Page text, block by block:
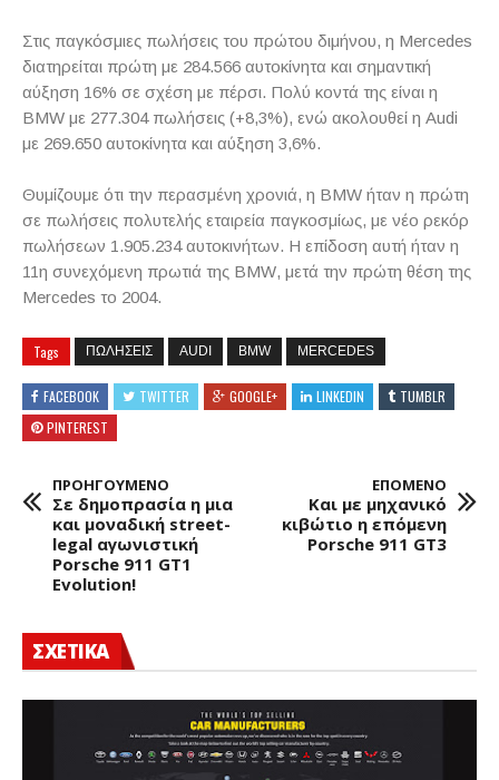
Στις παγκόσμιες πωλήσεις του πρώτου διμήνου, η Mercedes
διατηρείται πρώτη με 284.566 αυτοκίνητα και σημαντική
αύξηση 16% σε σχέση με πέρσι. Πολύ κοντά της είναι η
BMW με 277.304 πωλήσεις (+8,3%), ενώ ακολουθεί η Audi
με 269.650 αυτοκίνητα και αύξηση 3,6%.
Θυμίζουμε ότι την περασμένη χρονιά, η BMW ήταν η πρώτη
σε πωλήσεις πολυτελής εταιρεία παγκοσμίως, με νέο ρεκόρ
πωλήσεων 1.905.234 αυτοκινήτων. Η επίδοση αυτή ήταν η
11η συνεχόμενη πρωτιά της BMW, μετά την πρώτη θέση της
Mercedes το 2004.
Tags ΠΩΛΗΣΕΙΣ AUDI BMW MERCEDES
FACEBOOK TWITTER GOOGLE+ LINKEDIN
TUMBLR
PINTEREST
ΠΡΟΗΓΟΥΜΕΝΟ
Σε δημοπρασία η μια
και μοναδική street-
legal αγωνιστική
Porsche 911 GT1
Evolution!
ΕΠΟΜΕΝΟ
Και με μηχανικό
κιβώτιο η επόμενη
Porsche 911 GT3
ΣΧΕΤΙΚΑ